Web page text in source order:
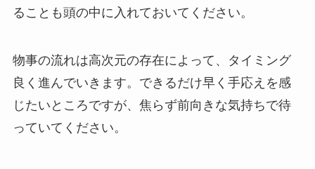
ることも頭の中に入れておいてください。
物事の流れは高次元の存在によって、タイミング
良く進んでいきます。できるだけ早く手応えを感
じたいところですが、焦らず前向きな気持ちで待
っていてください。